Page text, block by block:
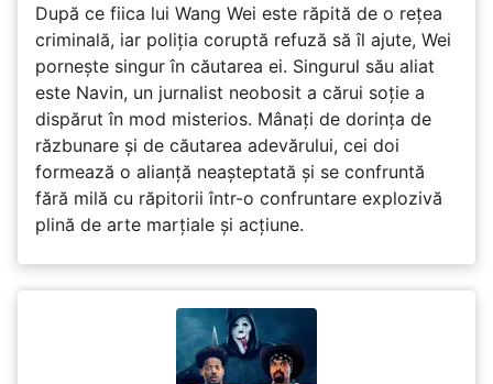
După ce fiica lui Wang Wei este răpită de o rețea
criminală, iar poliția coruptă refuză să îl ajute, Wei
pornește singur în căutarea ei. Singurul său aliat
este Navin, un jurnalist neobosit a cărui soție a
dispărut în mod misterios. Mânați de dorința de
răzbunare și de căutarea adevărului, cei doi
formează o alianță neașteptată și se confruntă
fără milă cu răpitorii într-o confruntare explozivă
plină de arte marțiale și acțiune.